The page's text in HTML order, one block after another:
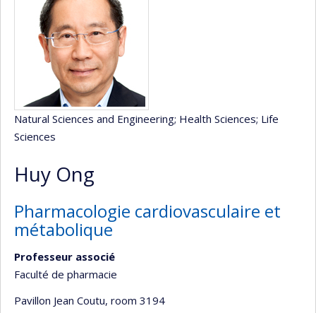
Natural Sciences and Engineering; Health Sciences; Life
Sciences
Huy Ong
Pharmacologie cardiovasculaire et
métabolique
Professeur associé
Faculté de pharmacie
Pavillon Jean Coutu, room 3194